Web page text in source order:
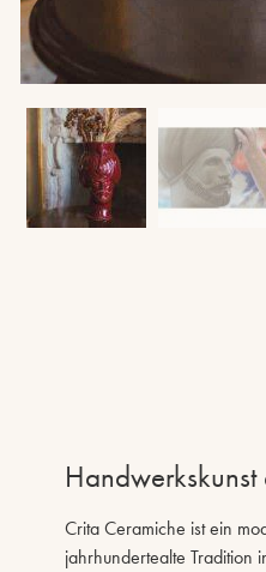
Crita Ceramiche ist ein
jahrhundertealte Tradition